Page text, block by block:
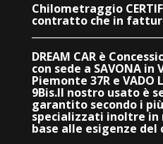
Chilometraggio
contratto che in
DREAM CAR è
con sede a SAVONA in
Piemonte 37R e VADO
9Bis.Il nostro usato è
garantito secondo i
specializzati inoltre in
base alle esigenze del